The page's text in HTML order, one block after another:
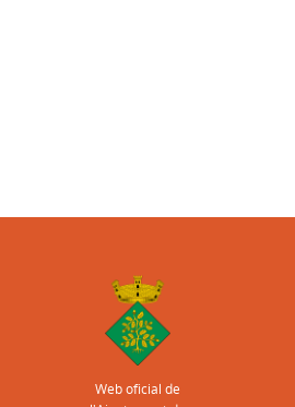
Web oficial de